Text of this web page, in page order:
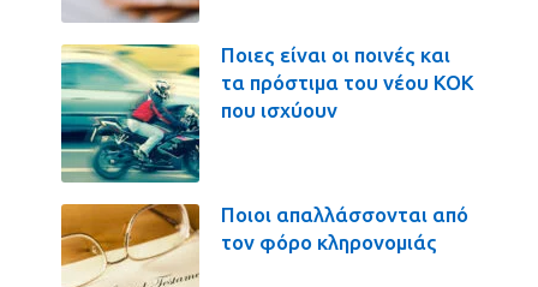
Ποιες είναι οι ποινές και
τα πρόστιμα του νέου ΚΟΚ
που ισχύουν
Ποιοι απαλλάσσονται από
τον φόρο κληρονομιάς